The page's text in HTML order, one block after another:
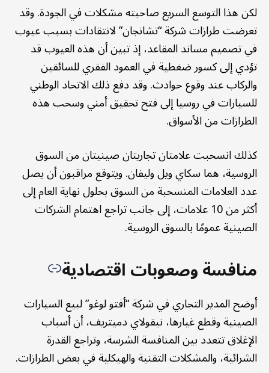
لكن هذا التوسع السريع صاحبته مشكلات في الجودة. وقد
تعرضت طرازات شركة “تشانجان” لانتقادات بسبب عيوب
في تصميم مساند المقاعد، إذ تبين أن هذه العيوب قد
تؤدي إلى كسور ضغطية في العمود الفقري للسائقين
والركاب عند وقوع حوادث. وقد دفع ذلك الاتحاد الوطني
للسيارات في روسيا إلى فتح تحقيق أمني وسحب هذه
الطرازات من الأسواق.
كذلك انسحبت علامتان تجاريتان صينيتان من السوق
الروسية، هما سكاي ويل وليفان. ويتوقع مراقبون أن يصل
عدد العلامات المنسحبة من السوق بحلول نهاية العام إلى
أكثر من 10 علامات، إلى جانب تراجع اهتمام الشركات
الصينية عمومًا بالسوق الروسية.
منافسة وصعوبات اقتصادية
أوضح المدير التجاري في شركة “أفتو لوغو” لبيع السيارات
الصينية وقطع غيارها، نيقولاي دميتريف، أن أسباب
الإغلاق تتعدد بين المنافسة الشرسة، وتراجع القدرة
الشرائية، والمشكلات التقنية والهيكلية في بعض الطرازات.